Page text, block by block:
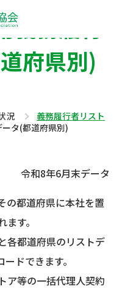
務履行
府県別)
況
義務履行者リスト
タ(都道府県別)
令和8年6月末データ
の都道府県に本社を置
す。
各都道府県のリストデ
ドできます。
ア等の一括代理人契約